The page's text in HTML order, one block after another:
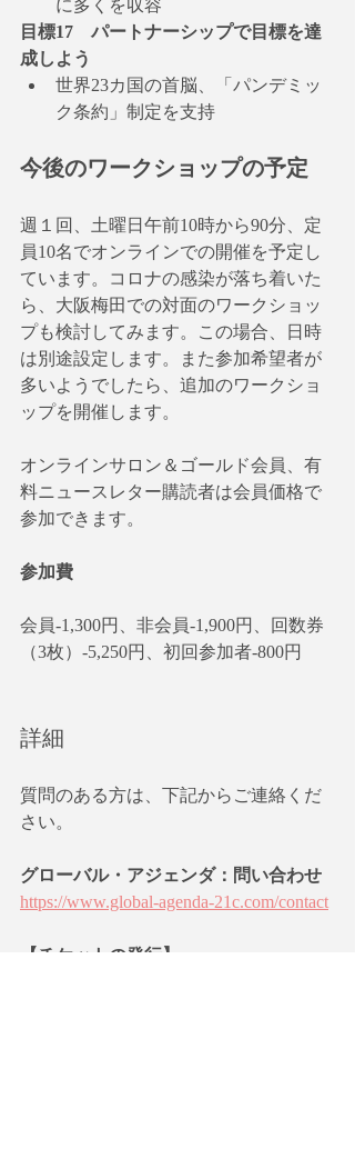
に多くを収容
目標17　パートナーシップで目標を達
成しよう
世界23カ国の首脳、「パンデミッ
ク条約」制定を支持
今後のワークショップの予定
週１回、土曜日午前10時から90分、定
員10名でオンラインでの開催を予定し
ています。コロナの感染が落ち着いた
ら、大阪梅田での対面のワークショッ
プも検討してみます。この場合、日時
は別途設定します。また参加希望者が
多いようでしたら、追加のワークショ
ップを開催します。
オンラインサロン＆ゴールド会員、有
料ニュースレター購読者は会員価格で
参加できます。
参加費
会員-1,300円、非会員-1,900円、回数券
（3枚）-5,250円、初回参加者-800円
詳細
質問のある方は、下記からご連絡くだ
さい。
グローバル・アジェンダ：問い合わせ
https://www.global-agenda-21c.com/contact
【チケットの発行】